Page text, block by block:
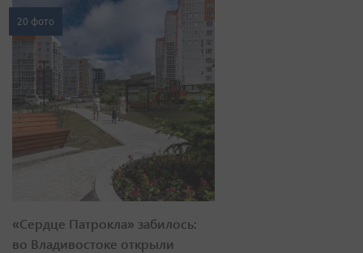
20 фото
«Сердце Патрокла» забилось:
во Владивостоке открыли